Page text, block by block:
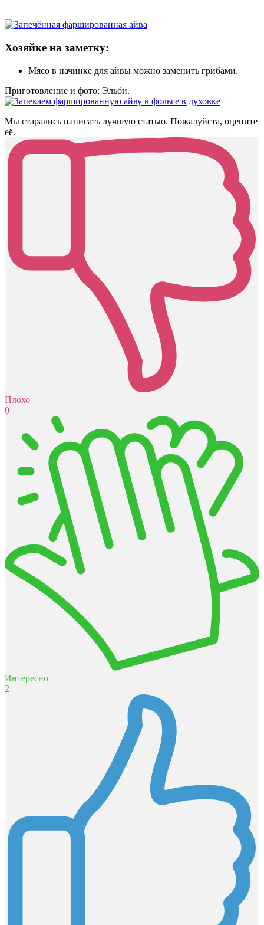
Хозяйке на заметку:
Мясо в начинке для айвы можно заменить грибами.
Приготовление и фото: Эльби.
Мы старались написать лучшую статью. Пожалуйста, оцените
её.
Плохо
0
Интересно
2